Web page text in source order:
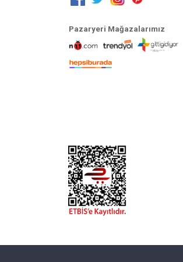
Pazaryeri Mağazalarımız